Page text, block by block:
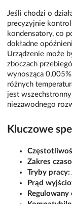
Jeśli chodzi o
precyzyjnie
kondensatory, co
dokładne
Urządzenie może
zboczach
wynosząca
różnych
jest
niezawodnego
Kluczowe
Zakres
Tryby pracy:
Prąd